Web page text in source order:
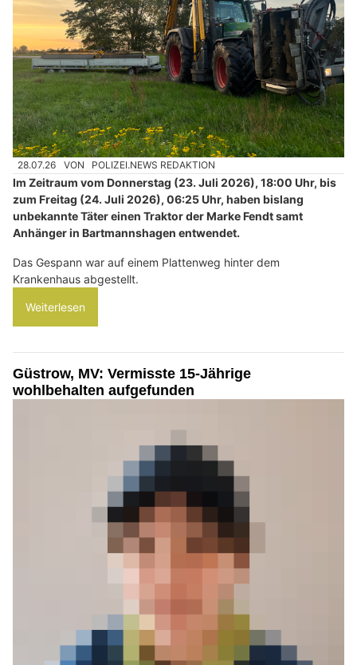
28.07.26 VON POLIZEI.NEWS REDAKTION
Im Zeitraum vom Donnerstag (23. Juli 2026), 18:00 Uhr, bis
zum Freitag (24. Juli 2026), 06:25 Uhr, haben bislang
unbekannte Täter einen Traktor der Marke Fendt samt
Anhänger in Bartmannshagen entwendet.
Das Gespann war auf einem Plattenweg hinter dem
Krankenhaus abgestellt.
Weiterlesen
Güstrow, MV: Vermisste 15-Jährige
wohlbehalten aufgefunden